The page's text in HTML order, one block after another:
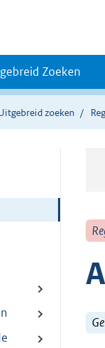
Zoeken
zoeken